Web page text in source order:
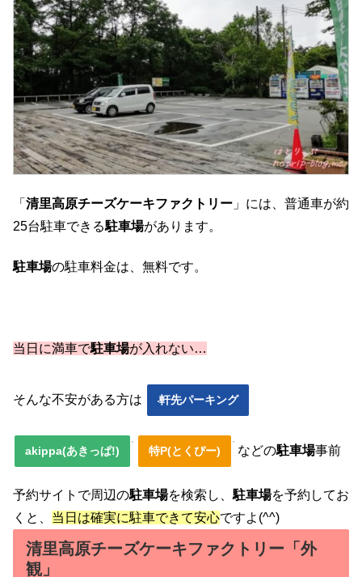
「 清里高原チーズケーキファクトリー 」には、普通車が約
25台駐車できる駐車場があります。
駐車場の駐車料金は、無料です。
当日に満車で駐車場が入れない…
そんな不安がある方は 軒先パーキング
akippa(あきっぱ!) 特P(とくぴー) などの駐車場事前
予約サイトで周辺の駐車場を検索し、駐車場を予約してお
くと、 当日は確実に駐車できて安心ですよ(^^)
清里高原チーズケーキファクトリー「外
観」